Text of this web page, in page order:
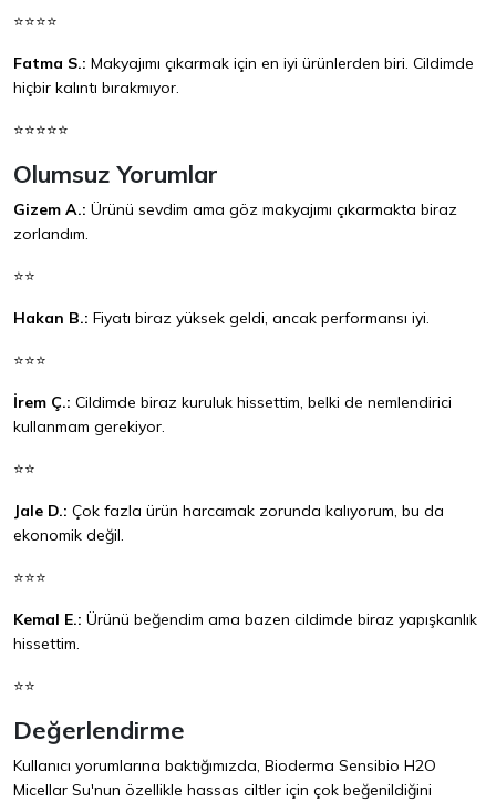
⭐⭐⭐⭐
Fatma S.: Makyajımı çıkarmak için en iyi ürünlerden biri. Cildimde
hiçbir kalıntı bırakmıyor.
⭐⭐⭐⭐⭐
Olumsuz Yorumlar
Gizem A.: Ürünü sevdim ama göz makyajımı çıkarmakta biraz
zorlandım.
⭐⭐
Hakan B.: Fiyatı biraz yüksek geldi, ancak performansı iyi.
⭐⭐⭐
İrem Ç.: Cildimde biraz kuruluk hissettim, belki de nemlendirici
kullanmam gerekiyor.
⭐⭐
Jale D.: Çok fazla ürün harcamak zorunda kalıyorum, bu da
ekonomik değil.
⭐⭐⭐
Kemal E.: Ürünü beğendim ama bazen cildimde biraz yapışkanlık
hissettim.
⭐⭐
Değerlendirme
Kullanıcı yorumlarına baktığımızda, Bioderma Sensibio H2O
Micellar Su'nun özellikle hassas ciltler için çok beğenildiğini